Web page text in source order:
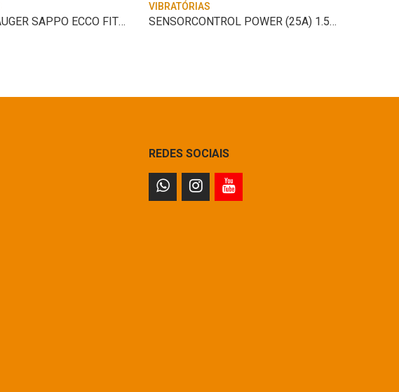
BOMBA ANAUGER SAPPO ECCO FIT 127V
VIBRATÓRIAS
SENSORCONTROL POWER (25A) 1.5 M ANAUGER
REDES SOCIAIS